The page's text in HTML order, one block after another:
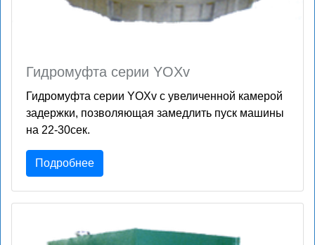
Гидромуфта серии YOXv
Гидромуфта серии YOXv с увеличенной камерой
задержки, позволяющая замедлить пуск машины
на 22-30сек.
Подробнее